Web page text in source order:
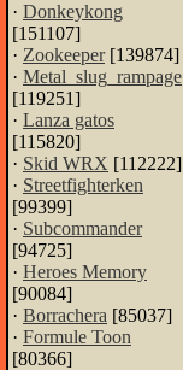
· Donkeykong
[151107]
· Zookeeper[139874]
· Metal_slug_rampage
[119251]
· Lanza gatos
[115820]
· Skid WRX [112222]
· Streetfighterken
[99399]
· Subcommander
[94725]
· Heroes Memory
[90084]
· Borrachera [85037]
· Formule Toon
[80366]